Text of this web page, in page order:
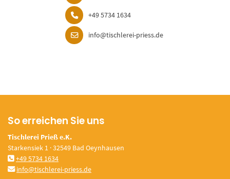
+49 5734 1634
info@tischlerei-priess.de
So erreichen Sie uns
Tischlerei Prieß e.K.
Starkensiek 1 · 32549 Bad Oeynhausen
+49 5734 1634
info@tischlerei-priess.de